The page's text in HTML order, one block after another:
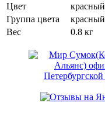
Цвет
красный
Группа цвета
красный
Вес
0.8 кг